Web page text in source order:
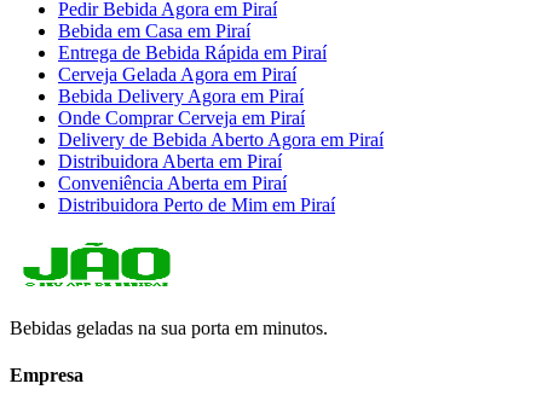
Pedir Bebida Agora em Piraí
Bebida em Casa em Piraí
Entrega de Bebida Rápida em Piraí
Cerveja Gelada Agora em Piraí
Bebida Delivery Agora em Piraí
Onde Comprar Cerveja em Piraí
Delivery de Bebida Aberto Agora em Piraí
Distribuidora Aberta em Piraí
Conveniência Aberta em Piraí
Distribuidora Perto de Mim em Piraí
Bebidas geladas na sua porta em minutos.
Empresa